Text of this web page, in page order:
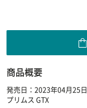
商品概要
発売日：2023年04月25日
プリムス GTX